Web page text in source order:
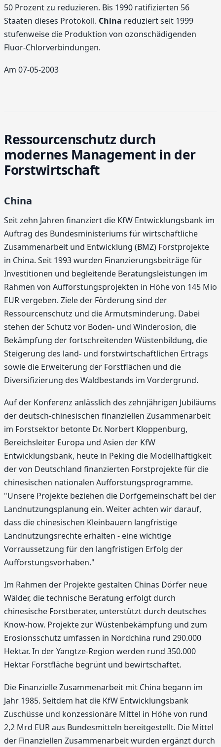
50 Prozent zu reduzieren. Bis 1990 ratifizierten 56
Staaten dieses Protokoll. China reduziert seit 1999
stufenweise die Produktion von ozonschädigenden
Fluor-Chlorverbindungen.
Am 07-05-2003
Ressourcenschutz durch
modernes Management in der
Forstwirtschaft
China
Seit zehn Jahren finanziert die KfW Entwicklungsbank im
Auftrag des Bundesministeriums für wirtschaftliche
Zusammenarbeit und Entwicklung (BMZ) Forstprojekte
in China. Seit 1993 wurden Finanzierungsbeiträge für
Investitionen und begleitende Beratungsleistungen im
Rahmen von Aufforstungsprojekten in Höhe von 145 Mio
EUR vergeben. Ziele der Förderung sind der
Ressourcenschutz und die Armutsminderung. Dabei
stehen der Schutz vor Boden- und Winderosion, die
Bekämpfung der fortschreitenden Wüstenbildung, die
Steigerung des land- und forstwirtschaftlichen Ertrags
sowie die Erweiterung der Forstflächen und die
Diversifizierung des Waldbestands im Vordergrund.
Auf der Konferenz anlässlich des zehnjährigen Jubiläums
der deutsch-chinesischen finanziellen Zusammenarbeit
im Forstsektor betonte Dr. Norbert Kloppenburg,
Bereichsleiter Europa und Asien der KfW
Entwicklungsbank, heute in Peking die Modellhaftigkeit
der von Deutschland finanzierten Forstprojekte für die
chinesischen nationalen Aufforstungsprogramme.
"Unsere Projekte beziehen die Dorfgemeinschaft bei der
Landnutzungsplanung ein. Weiter achten wir darauf,
dass die chinesischen Kleinbauern langfristige
Landnutzungsrechte erhalten - eine wichtige
Vorraussetzung für den langfristigen Erfolg der
Aufforstungsvorhaben."
Im Rahmen der Projekte gestalten Chinas Dörfer neue
Wälder, die technische Beratung erfolgt durch
chinesische Forstberater, unterstützt durch deutsches
Know-how. Projekte zur Wüstenbekämpfung und zum
Erosionsschutz umfassen in Nordchina rund 290.000
Hektar. In der Yangtze-Region werden rund 350.000
Hektar Forstfläche begrünt und bewirtschaftet.
Die Finanzielle Zusammenarbeit mit China begann im
Jahr 1985. Seitdem hat die KfW Entwicklungsbank
Zuschüsse und konzessionäre Mittel in Höhe von rund
2,2 Mrd EUR aus Bundesmitteln bereitgestellt. Die Mittel
der Finanziellen Zusammenarbeit wurden ergänzt durch